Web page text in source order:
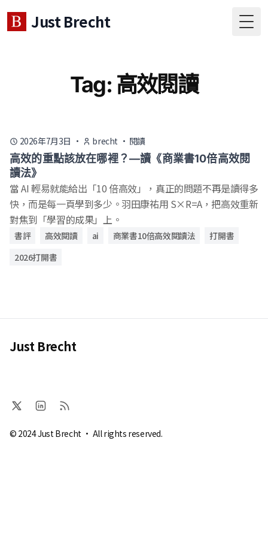
Just Brecht
Tag: 高效閱讀
2026年7月3日 · brecht · 閱讀
高效的重點該放在哪裡？—讀《商業書10倍高效閱
讀法》
當 AI 輕易就能給出「10 倍高效」，真正的問題不再是讀得多
快，而是每一頁學到多少。羽田康祐用 S×R=A，把高效重新
對焦到「學習的成果」上。
書評 高效閱讀 ai 商業書10倍高效閱讀法
打開書
2026打開書
Just Brecht
© 2024 Just Brecht · All rights reserved.